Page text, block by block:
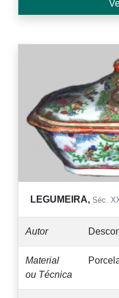
LEGUMEIRA, Séc.
Autor
Material
ou Técnica